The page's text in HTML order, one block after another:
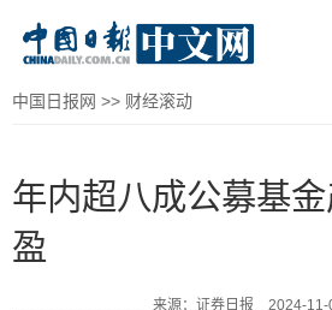
中国日报网 >> 财经滚动
年内超八成公募基
盈
来源：证券日报 2024-11-